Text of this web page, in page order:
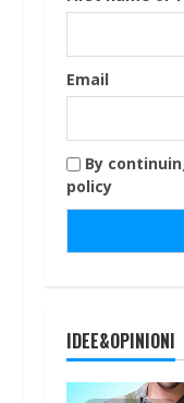
Email
By
policy
IDEE&OPINIONI